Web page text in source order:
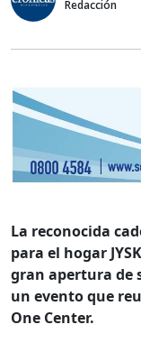
Redacción
La reconocida
para el hogar
gran apertura de
un evento que
One Center.